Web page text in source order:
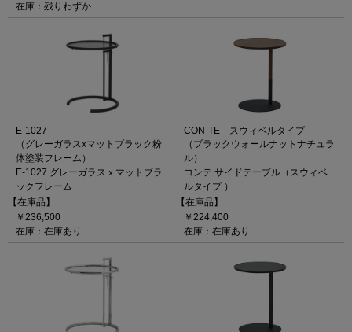
在庫：残りわずか
E-1027
（グレーガラスxマットブラック粉
体塗装フレーム）
E-1027 グレーガラスｘマットブラ
ックフレーム
【在庫品】
￥236,500
在庫：在庫あり
CON-TE スウィベルタイプ
（ブラックウォールナットナチュラ
ル）
コンテ サイドテーブル（スウィベ
ルタイプ ）
【在庫品】
￥224,400
在庫：在庫あり